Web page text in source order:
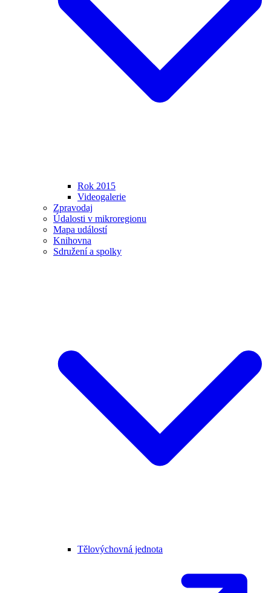
Rok 2015
Videogalerie
Zpravodaj
Údalosti v mikroregionu
Mapa událostí
Knihovna
Sdružení a spolky
Tělovýchovná jednota